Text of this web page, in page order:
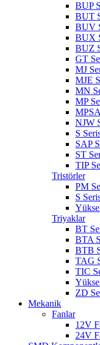
BUP
BUT
BUV
BUX
BUZ
GT
MJ
MJE
MN
MP
NJW
S
SAP
ST
TIP
Tristörler
PM
S
Triyaklar
BT
BTA
BTB
TAG
TIC
ZD
Mekanik
Fanlar
12V
24V